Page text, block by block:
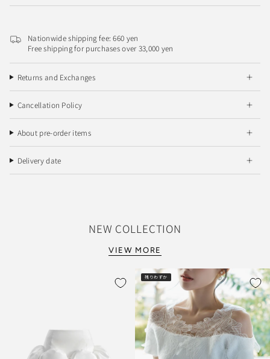
Nationwide shipping fee: 660 yen
Free shipping for purchases over 33,000 yen
Returns and Exchanges
Cancellation Policy
About pre-order items
Delivery date
NEW COLLECTION
VIEW MORE
残りわずか